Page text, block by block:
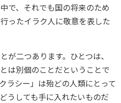
で、それでも国の将来のため
ったイラク人に敬意を表した
が二つあります。ひとつは、
は別個のことだということで
ラシー」は殆どの人類にとって
うしても手に入れたいものだ